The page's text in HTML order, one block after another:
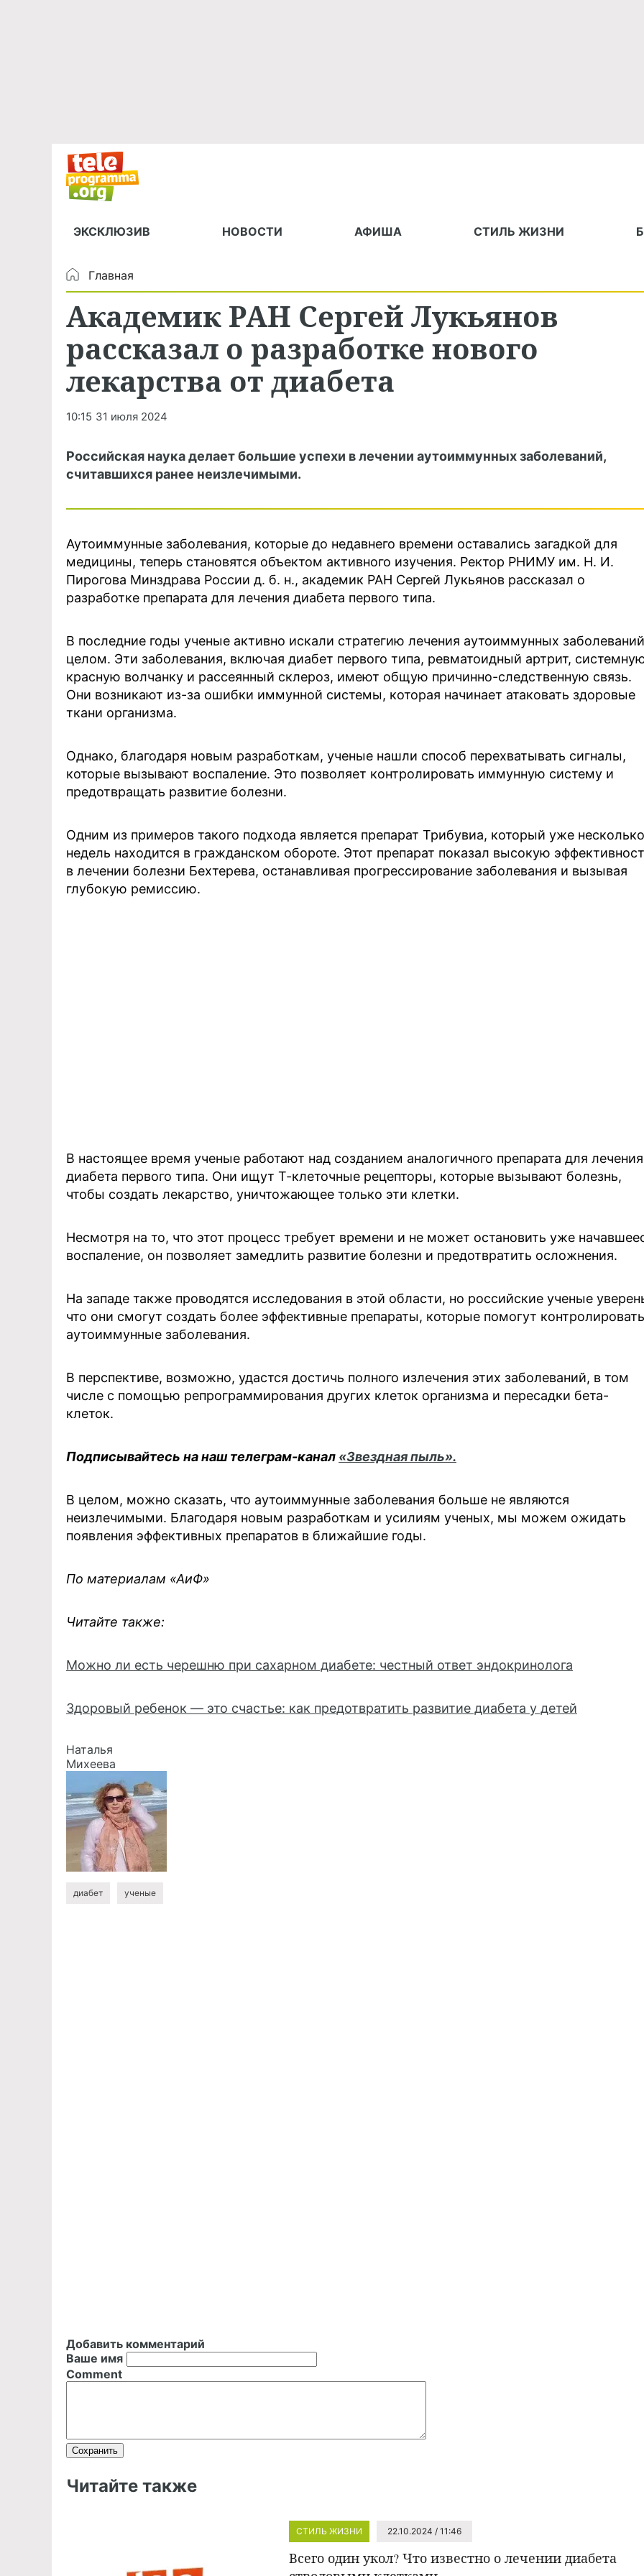
ЭКСКЛЮЗИВ НОВОСТИ АФИША СТИЛЬ ЖИЗНИ
Главная
Академик РАН Сергей Лукьянов
рассказал о разработке нового
лекарства от диабета
10:15 31 июля 2024
Российская наука делает большие успехи в лечении аутоиммунных заболеваний,
считавшихся ранее неизлечимыми.
Аутоиммунные заболевания, которые до недавнего времени оставались загадкой для
медицины, теперь становятся объектом активного изучения. Ректор РНИМУ им. Н. И.
Пирогова Минздрава России д. б. н., академик РАН Сергей Лукьянов рассказал о
разработке препарата для лечения диабета первого типа.
В последние годы ученые активно искали стратегию лечения аутоиммунных
целом. Эти заболевания, включая диабет первого типа, ревматоидный артрит,
красную волчанку и рассеянный склероз, имеют общую причинно-следственную связь.
Они возникают из-за ошибки иммунной системы, которая начинает атаковать здоровые
ткани организма.
Однако, благодаря новым разработкам, ученые нашли способ перехватывать сигналы,
которые вызывают воспаление. Это позволяет контролировать иммунную систему и
предотвращать развитие болезни.
Одним из примеров такого подхода является препарат Трибувиа, который уже несколько
недель находится в гражданском обороте. Этот препарат показал высокую
в лечении болезни Бехтерева, останавливая прогрессирование заболевания и вызывая
глубокую ремиссию.
В настоящее время ученые работают над созданием аналогичного препарата для лечения
диабета первого типа. Они ищут Т-клеточные рецепторы, которые вызывают болезнь,
чтобы создать лекарство, уничтожающее только эти клетки.
Несмотря на то, что этот процесс требует времени и не может остановить уже
воспаление, он позволяет замедлить развитие болезни и предотвратить осложнения.
На западе также проводятся исследования в этой области, но российские ученые
что они смогут создать более эффективные препараты, которые помогут контролировать
аутоиммунные заболевания.
В перспективе, возможно, удастся достичь полного излечения этих заболеваний, в том
числе с помощью репрограммирования других клеток организма и пересадки бета-
клеток.
Подписывайтесь на наш телеграм-канал «Звездная пыль».
В целом, можно сказать, что аутоиммунные заболевания больше не являются
неизлечимыми. Благодаря новым разработкам и усилиям ученых, мы можем ожидать
появления эффективных препаратов в ближайшие годы.
По материалам «АиФ»
Читайте также:
Можно ли есть черешню при сахарном диабете: честный ответ эндокринолога
Здоровый ребенок — это счастье: как предотвратить развитие диабета у детей
Наталья
Михеева
диабет ученые
Добавить комментарий
Ваше имя
Comment
Читайте также
СТИЛЬ ЖИЗНИ 22.10.2024 / 11:46
Всего один укол? Что известно о лечении диабета